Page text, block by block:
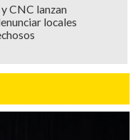
CNC lanzan
locales